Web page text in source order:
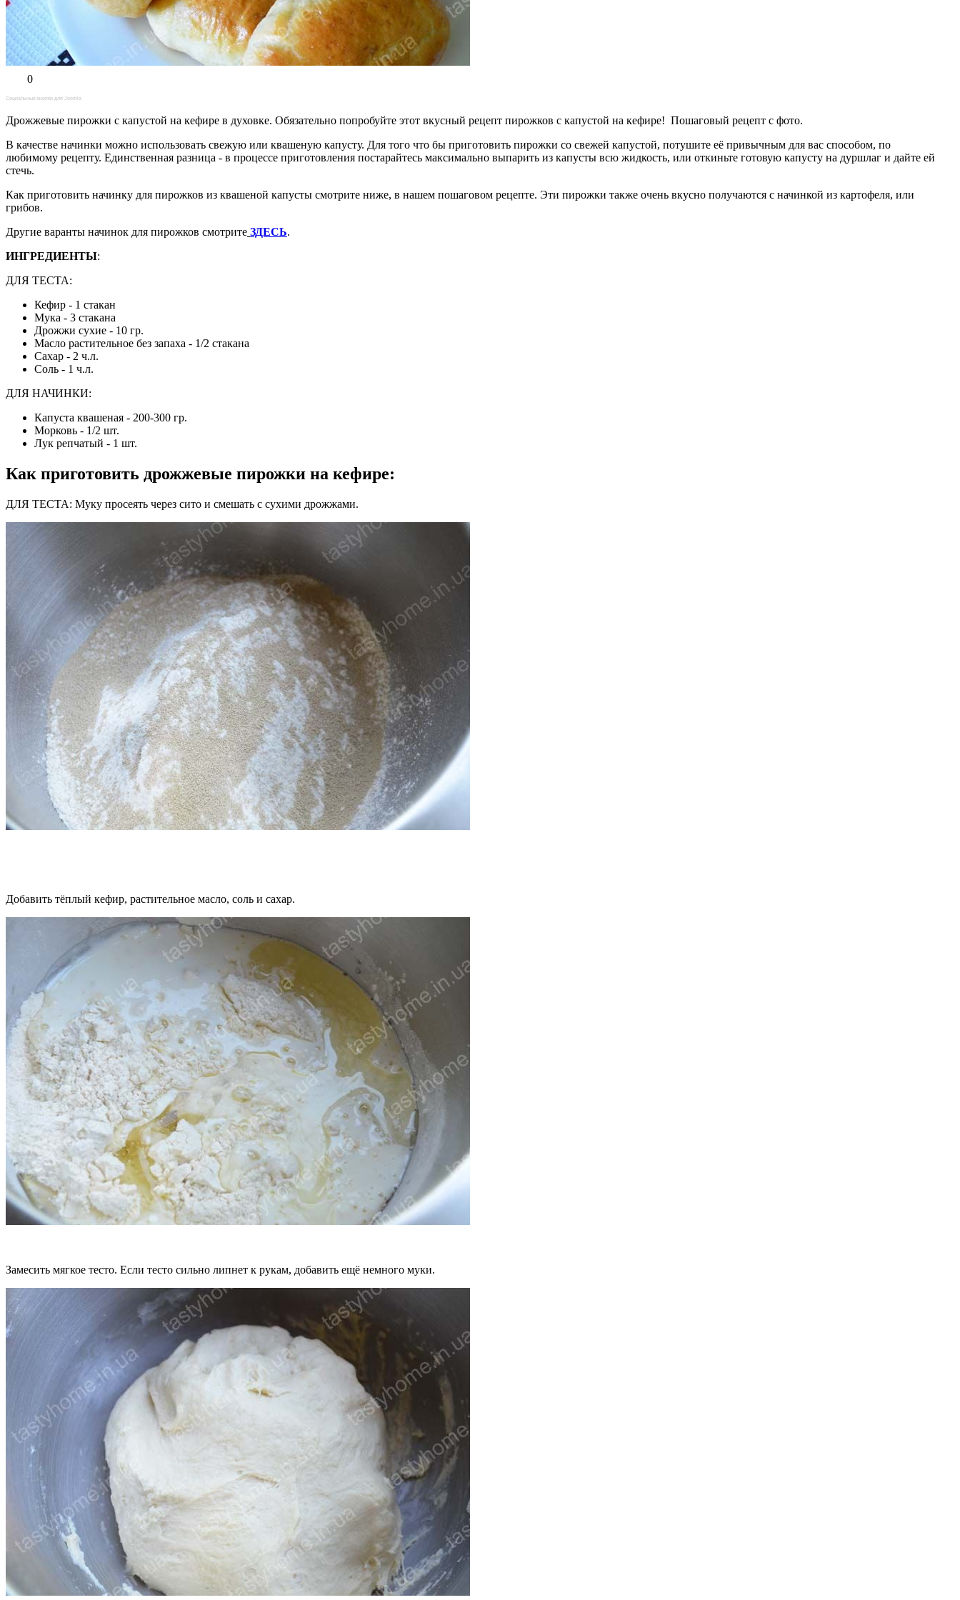
0
Социальные кнопки для Joomla
Дрожжевые пирожки с капустой на кефире в духовке. Обязательно попробуйте этот вкусный рецепт пирожков с капустой на кефире! Пошаговый рецепт с фото.
В качестве начинки можно использовать свежую или квашеную капусту. Для того что бы приготовить пирожки со свежей капустой, потушите её привычным для вас способом, по
любимому рецепту. Единственная разница - в процессе приготовления постарайтесь максимально выпарить из капусты всю жидкость, или откиньте готовую капусту на дуршлаг и дайте ей
стечь.
Как приготовить начинку для пирожков из квашеной капусты смотрите ниже, в нашем пошаговом рецепте. Эти пирожки также очень вкусно получаются с начинкой из картофеля, или
грибов.
Другие варанты начинок для пирожков смотрите ЗДЕСЬ.
ИНГРЕДИЕНТЫ:
ДЛЯ ТЕСТА:
Кефир - 1 стакан
Мука - 3 стакана
Дрожжи сухие - 10 гр.
Масло растительное без запаха - 1/2 стакана
Сахар - 2 ч.л.
Соль - 1 ч.л.
ДЛЯ НАЧИНКИ:
Капуста квашеная - 200-300 гр.
Морковь - 1/2 шт.
Лук репчатый - 1 шт.
Как приготовить дрожжевые пирожки на кефире:
ДЛЯ ТЕСТА: Муку просеять через сито и смешать с сухими дрожжами.
Добавить тёплый кефир, растительное масло, соль и сахар.
Замесить мягкое тесто. Если тесто сильно липнет к рукам, добавить ещё немного муки.